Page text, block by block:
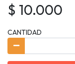
$ 10.000
CANTIDAD